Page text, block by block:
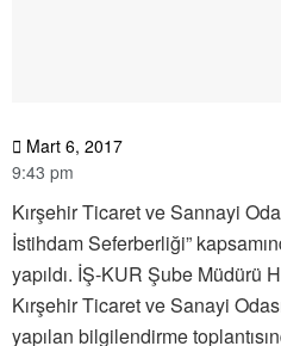
Mart 6, 2017
9:43 pm
Kırşehir Ticaret ve Sannayi
İstihdam Seferberliği”
yapıldı. İŞ-KUR Şube Müdürü
Kırşehir Ticaret ve Sanayi
yapılan bilgilendirme